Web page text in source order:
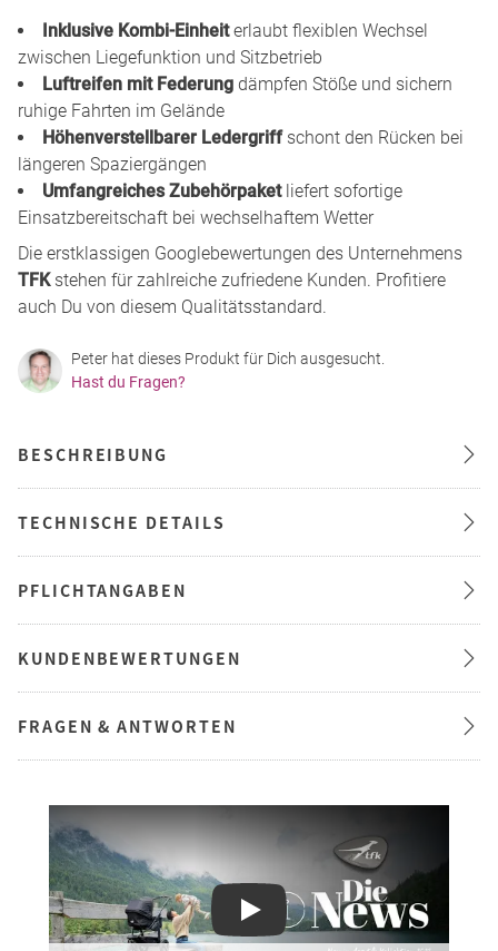
Inklusive Kombi-Einheiterlaubt flexiblen Wechsel
zwischen Liegefunktion und Sitzbetrieb
Luftreifen mit Federung dämpfen Stöße und sichern
ruhige Fahrten im Gelände
Höhenverstellbarer Ledergriffschont den Rücken bei
längeren Spaziergängen
Umfangreiches Zubehörpaketliefert sofortige
Einsatzbereitschaft bei wechselhaftem Wetter
Die erstklassigen Googlebewertungen des Unternehmens
TFKstehen für zahlreiche zufriedene Kunden. Profitiere
auch Du von diesem Qualitätsstandard.
Peter hat dieses Produkt für Dich ausgesucht.
Hast du Fragen?
BESCHREIBUNG
TECHNISCHE DETAILS
PFLICHTANGABEN
KUNDENBEWERTUNGEN
FRAGEN & ANTWORTEN
Play